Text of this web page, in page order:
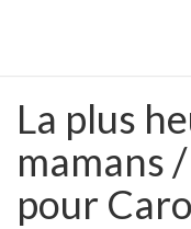
La
plus
heureuse
des
mamans
La plus
mamans
pour